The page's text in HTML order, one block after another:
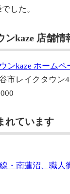
した。
ンkaze 店舗情
ンkaze ホームペ
市レイクタウン
れています
・南蓮沼、職人